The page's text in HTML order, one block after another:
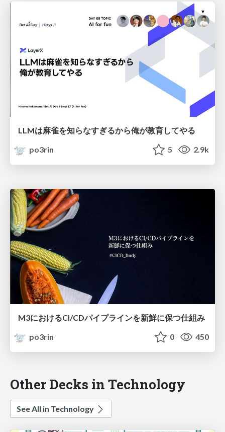
LLMは麻雀を知らなすぎるから俺が教育してやる
po3rin
5 2.9k
M3におけるCI/CDパイプラインを新鮮に保つ仕組み
po3rin
0 450
Other Decks in Technology
See All in Technology